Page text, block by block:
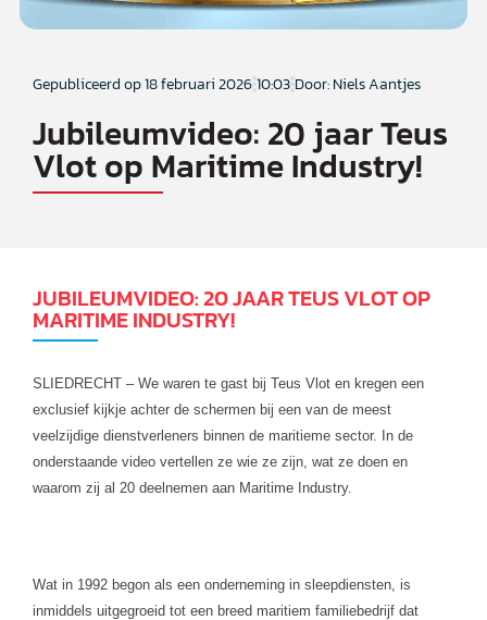
Gepubliceerd op18 februari 202610:03 Door: Niels Aantjes
Jubileumvideo: 20 jaar Teus
Vlot op Maritime Industry!
JUBILEUMVIDEO: 20 JAAR TEUS VLOT OP
MARITIME INDUSTRY!
SLIEDRECHT – We waren te gast bij Teus Vlot en kregen een
exclusief kijkje achter de schermen bij een van de meest
veelzijdige dienstverleners binnen de maritieme sector. In de
onderstaande video vertellen ze wie ze zijn, wat ze doen en
waarom zij al 20 deelnemen aan Maritime Industry.
Wat in 1992 begon als een onderneming in sleepdiensten, is
inmiddels uitgegroeid tot een breed maritiem familiebedrijf dat